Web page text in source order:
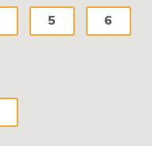
5 6